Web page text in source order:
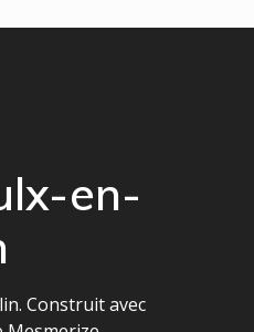
en-
Construit avec